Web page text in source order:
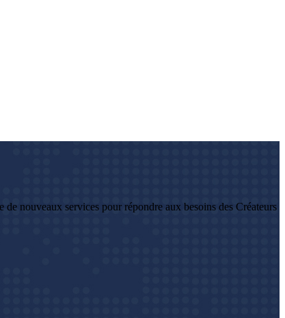
de nouveaux services pour répondre aux besoins des Créateurs